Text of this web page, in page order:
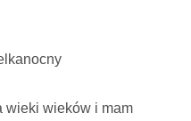
wieki wieków i mam